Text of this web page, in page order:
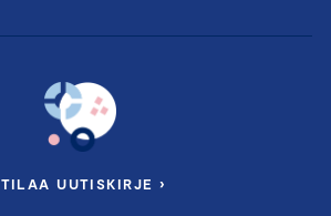
TILAA UUTISKIRJE ›